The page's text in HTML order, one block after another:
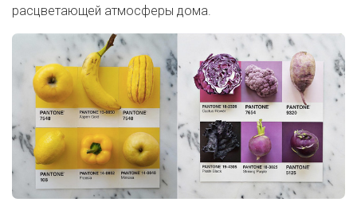
расцветающей атмосферы дома.